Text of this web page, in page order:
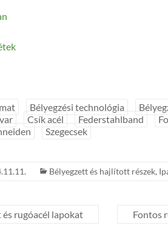
Bélyegzési technológia
Csík acél Federstahlband
Szegecsek
Bélyegzett és hajlított részek,
rugóacél lapokat Fontos